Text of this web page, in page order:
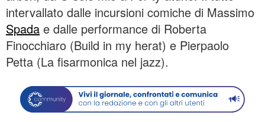
intervallato dalle incursioni comiche di Massimo
Spada e dalle performance di Roberta
Finocchiaro (Build in my herat) e Pierpaolo
Petta (La fisarmonica nel jazz).